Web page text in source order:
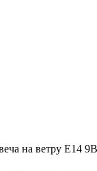
на ветру E14